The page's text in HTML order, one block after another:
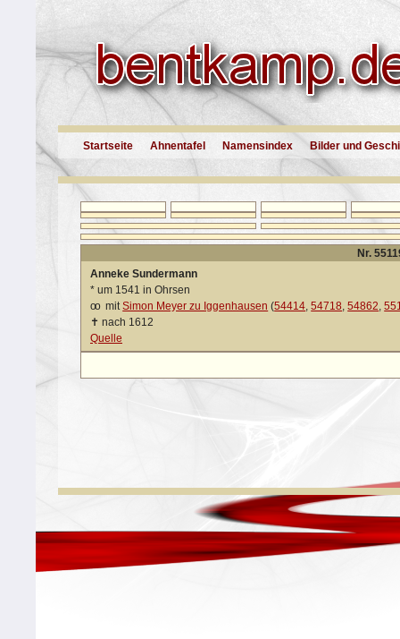
Startseite Ahnentafel Namensindex Bilder und
Nr.
Anneke Sundermann
* um 1541 in Ohrsen
oo mitSimon Meyer zu Iggenhausen (54414,54718,54862,
✝ nach 1612
Quelle